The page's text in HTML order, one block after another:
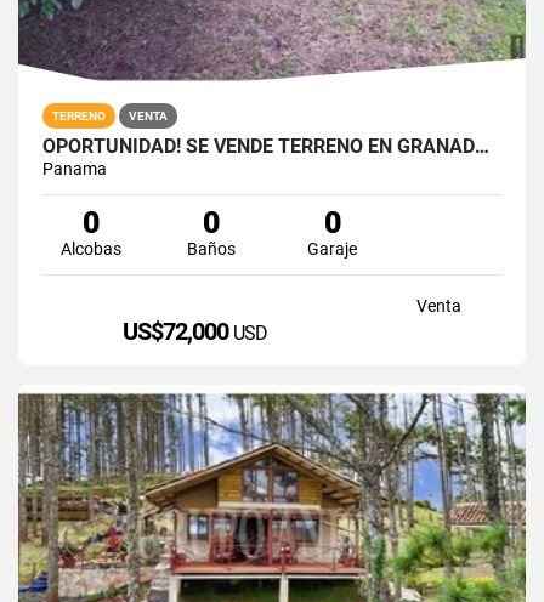
TERRENO VENTA
OPORTUNIDAD! SE VENDE TERRENO EN GRANADA ALTOS DEL MARIA
Panama
0
Alcobas
0
Baños
0
Garaje
Venta
US$72,000 USD